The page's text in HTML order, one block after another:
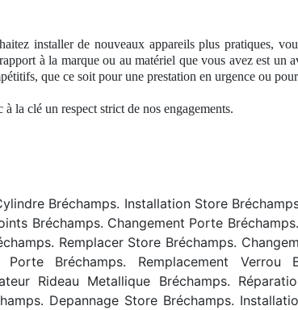
installer de nouveaux appareils plus pratiques,
à la marque ou au matériel que vous avez est un
que ce soit pour une prestation en urgence ou
à la clé un respect strict de nos engagements.
Bréchamps. Installation Store
Bréchamps. Changement Porte
Remplacer Store Bréchamps.
Bréchamps. Remplacement Verrou
Rideau Metallique Bréchamps.
Depannage Store Bréchamps.